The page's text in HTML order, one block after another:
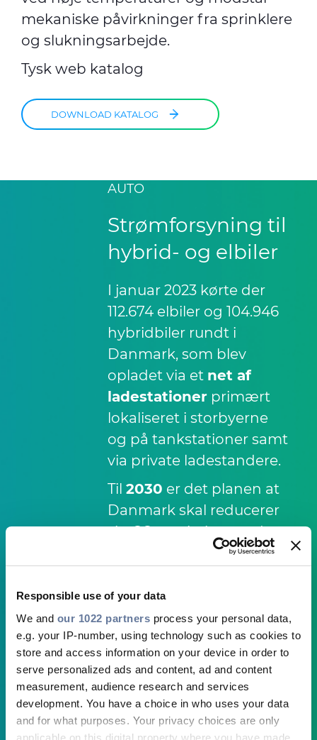
Responsible use of your data
We and our 1022 partners process your personal data,
e.g. your IP-number, using technology such as cookies to
store and access information on your device in order to
serve personalized ads and content, ad and content
measurement, audience research and services
development. You have a choice in who uses your data
and for what purposes. Your privacy choices are only
applicable on this digital property where you have made
mekaniske påvirkninger fra sprinklere
og slukningsarbejde.
Tysk web katalog
DOWNLOAD KATALOG
AUTO
Strømforsyning til
hybrid- og elbiler
I januar 2023 kørte der
112.674 elbiler og 104.946
hybridbiler rundt i
Danmark, som blev
opladet via et net af
ladestationer primært
lokaliseret i storbyerne
og på tankstationer samt
via private ladestandere.
Til 2030 er det planen at
Danmark skal reducerer
sin CO emission med
70%, hvilket indebærer at
køretøjer
million.
Alle disse vil kræve
opladning ved hjælp af
godt 2.000 offentlige
lynladestationer (100-350
kW effekt), 3.500